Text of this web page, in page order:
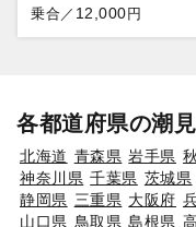
乗合／ 12,000円
各都道府県の潮
北海道 青森県 岩手県
神奈川県 千葉県 茨城県
静岡県 三重県 大阪府
山口県 鳥取県 島根県